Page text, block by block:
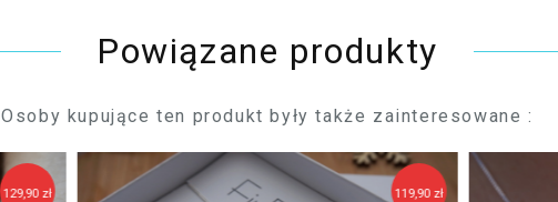
Powiązane produkty
Osoby kupujące ten produkt były także zainteresowane :
129,90 zł 119,90 zł